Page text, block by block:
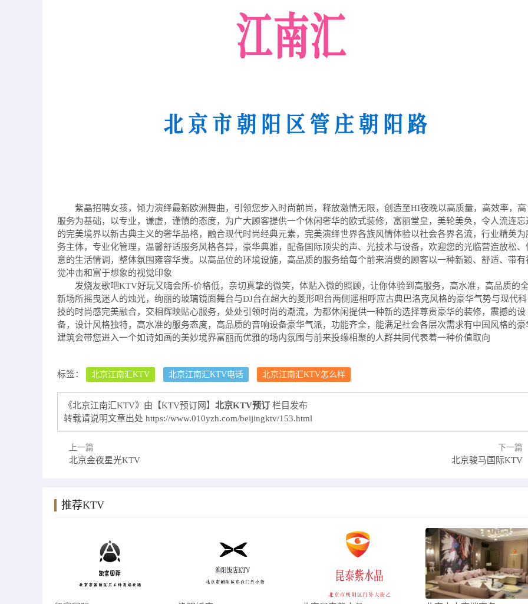
紫晶招聘女孩，倾力演绎最新欧洲舞曲，引领您步入时尚前尚，释放激情无限，创造至HI夜晚以高质量，高效率，高
服务为基础，以专业，谦虚，谨慎的态度，为广大顾客提供一个休闲奢华的欧式装修，富丽堂皇，美轮美奂，令人流连忘
的完美境界以新古典主义的奢华品格，融合现代时尚经典元素，完美演绎世界各族风情体验以社会各界名流，行业精英为
务主体，专业化管理，温馨舒适服务风格各异，豪华典雅，配备国际顶尖的声、光技术与设备，欢迎您的光临营造放松、
意的生活情调，整体氛围雍容华贵。以高品位的环境设施，高品质的服务给每个前来消费的顾客以一种新颖、舒适、带有
觉冲击和富于想象的视觉印象
发烧友歌吧KTV好玩又嗨会所-价格低，亲切真挚的微笑，体贴入微的照顾，让你体验到高服务，高水准，高品质的
新场所摇曳迷人的烛光，绚丽的玻璃镜面舞台与DJ台在超大的菱形吧台两侧遥相呼应古典巴洛克风格的豪华气势与现代科
技的时尚感完美融合，交相辉映贴心服务，处处引领时尚的潮流，为都休闲提供一种新的选择尊贵豪华的装修，震撼的设
备，设计风格独特，高水准的服务态度，高品质的音响设备豪华气派，功能齐全，能满足社会各层次需求有中国风格的豪
建筑会带您进入一个如诗如画的美妙境界富丽而优雅的场内氛围与前来投缘相聚的人群共同代表着一种价值取向
标签： 北京江南汇KTV 北京江南汇KTV电话 北京江南汇KTV怎么样
《北京江南汇KTV》由【KTV预订网】 北京KTV预订 栏目发布
转载请说明文章出处 https://www.010yzh.com/beijingktv/153.html
上一篇
北京金夜星光KTV
下一篇
北京骏马国际KTV
推荐KTV